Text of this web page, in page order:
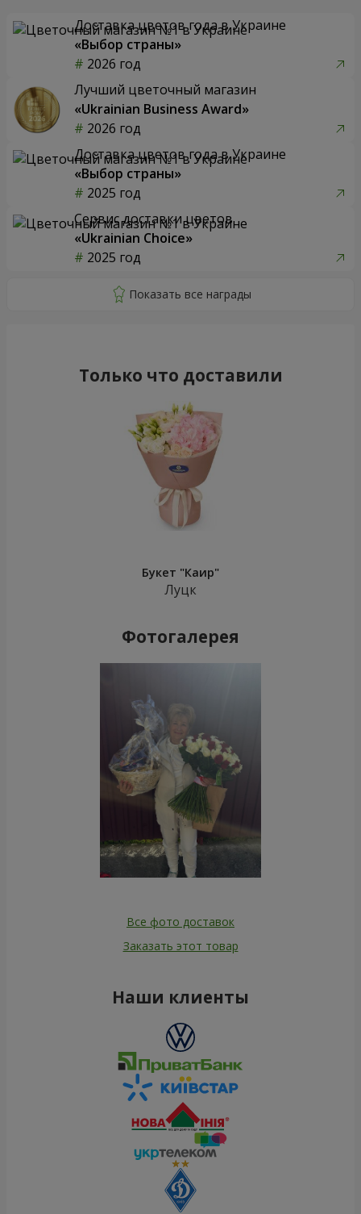
Доставка цветов года в Украине
«Выбор страны»
2026 год
Лучший цветочный магазин
«Ukrainian Business Award»
2026 год
Доставка цветов года в Украине
«Выбор страны»
2025 год
Сервис доставки цветов
«Ukrainian Choice»
2025 год
Только что доставили
Букет "Каир"
Луцк
Фотогалерея
Все фото доставок
Заказать этот товар
Наши клиенты